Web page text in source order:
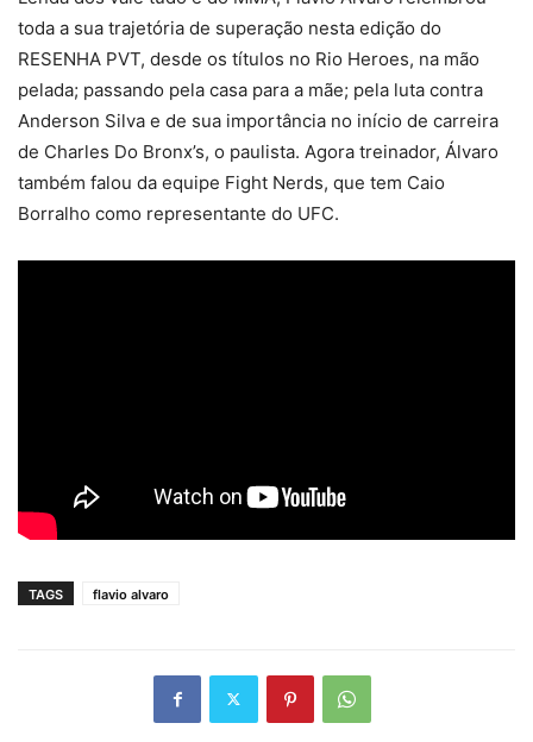
toda a sua trajetória de superação nesta edição do
RESENHA PVT, desde os títulos no Rio Heroes, na mão
pelada; passando pela casa para a mãe; pela luta contra
Anderson Silva e de sua importância no início de carreira
de Charles Do Bronx’s, o paulista. Agora treinador, Álvaro
também falou da equipe Fight Nerds, que tem Caio
Borralho como representante do UFC.
TAGS flavio alvaro